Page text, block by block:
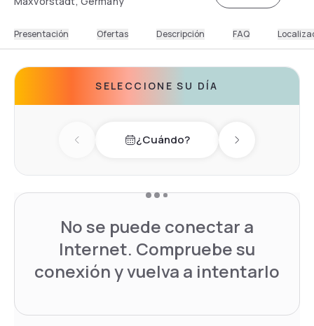
Presentación Ofertas Descripción FAQ
SELECCIONE SU DÍA
Previous day¿Cuándo? Next day
No se puede conectar a
Internet. Compruebe su
conexión y vuelva a intentarlo